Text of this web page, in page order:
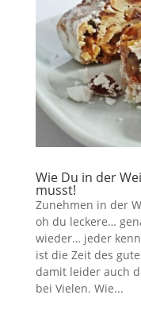
Wie Du in der
musst!
Zunehmen in der
oh du leckere…
wieder… jeder
ist die Zeit des
damit leider auch
bei Vielen. Wie...